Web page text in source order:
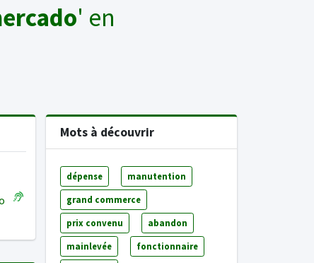
' en
Mots à découvrir
dépense manutention
grand commerce
prix convenu abandon
mainlevée fonctionnaire